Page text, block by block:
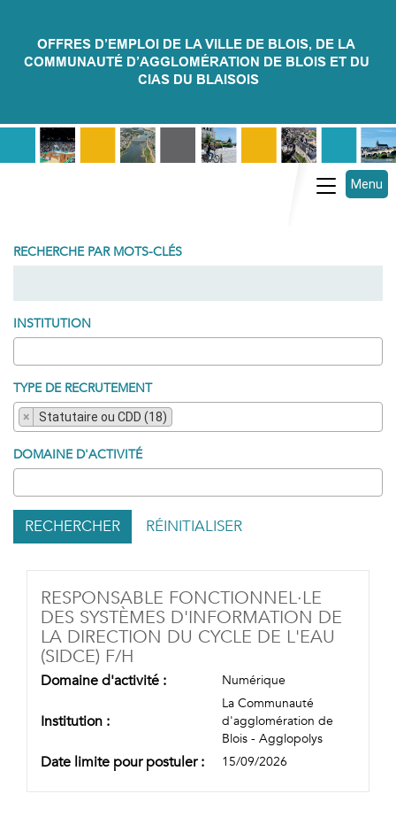
OFFRES D’EMPLOI DE LA VILLE DE BLOIS, DE LA
COMMUNAUTÉ D’AGGLOMÉRATION DE BLOIS ET DU
CIAS DU BLAISOIS
Toggle
Menu
RECHERCHE PAR MOTS-CLÉS
INSTITUTION
TYPE DE RECRUTEMENT
× Statutaire ou CDD (18)
DOMAINE D'ACTIVITÉ
RECHERCHER RÉINITIALISER
RESPONSABLE FONCTIONNEL·LE
DES SYSTÈMES D'INFORMATION DE
LA DIRECTION DU CYCLE DE L'EAU
(SIDCE) F/H
Domaine d'activité : Numérique
Institution :
La Communauté
d'agglomération de
Blois - Agglopolys
Date limite pour postuler : 15/09/2026